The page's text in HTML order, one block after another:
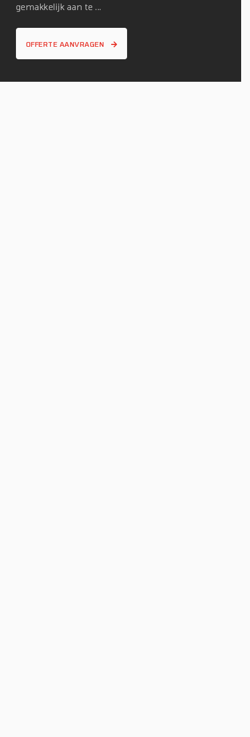
gemakkelijk aan te ...
OFFERTE AANVRAGEN